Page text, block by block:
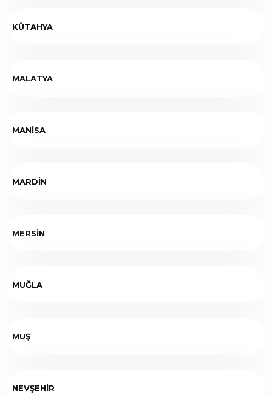
KÜTAHYA
MALATYA
MANİSA
MARDİN
MERSİN
MUĞLA
MUŞ
NEVŞEHİR